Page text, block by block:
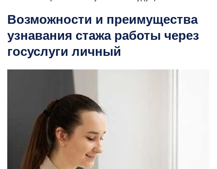
Возможности и преимущества
узнавания стажа работы через
госуслуги личный